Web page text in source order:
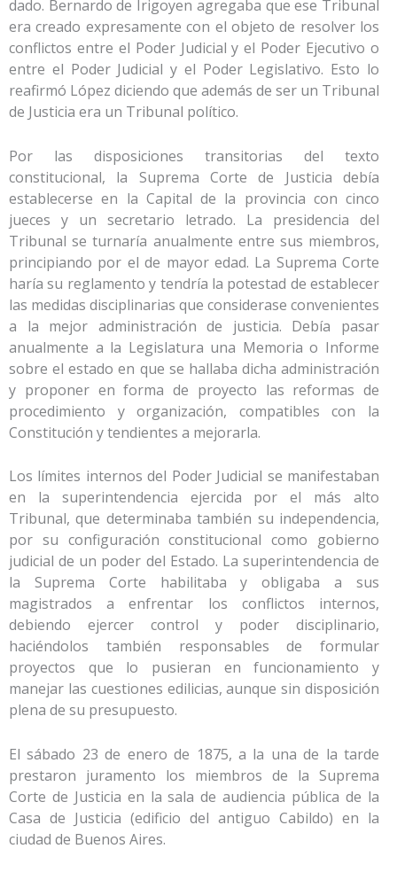
dado. Bernardo de Irigoyen agregaba que ese Tribunal
era creado expresamente con el objeto de resolver los
conflictos entre el Poder Judicial y el Poder Ejecutivo o
entre el Poder Judicial y el Poder Legislativo. Esto lo
reafirmó López diciendo que además de ser un Tribunal
de Justicia era un Tribunal político.
Por las disposiciones transitorias del texto
constitucional, la Suprema Corte de Justicia debía
establecerse en la Capital de la provincia con cinco
jueces y un secretario letrado. La presidencia del
Tribunal se turnaría anualmente entre sus miembros,
principiando por el de mayor edad. La Suprema Corte
haría su reglamento y tendría la potestad de establecer
las medidas disciplinarias que considerase convenientes
a la mejor administración de justicia. Debía pasar
anualmente a la Legislatura una Memoria o Informe
sobre el estado en que se hallaba dicha administración
y proponer en forma de proyecto las reformas de
procedimiento y organización, compatibles con la
Constitución y tendientes a mejorarla.
Los límites internos del Poder Judicial se manifestaban
en la superintendencia ejercida por el más alto
Tribunal, que determinaba también su independencia,
por su configuración constitucional como gobierno
judicial de un poder del Estado. La superintendencia de
la Suprema Corte habilitaba y obligaba a sus
magistrados a enfrentar los conflictos internos,
debiendo ejercer control y poder disciplinario,
haciéndolos también responsables de formular
proyectos que lo pusieran en funcionamiento y
manejar las cuestiones edilicias, aunque sin disposición
plena de su presupuesto.
El sábado 23 de enero de 1875, a la una de la tarde
prestaron juramento los miembros de la Suprema
Corte de Justicia en la sala de audiencia pública de la
Casa de Justicia (edificio del antiguo Cabildo) en la
ciudad de Buenos Aires.